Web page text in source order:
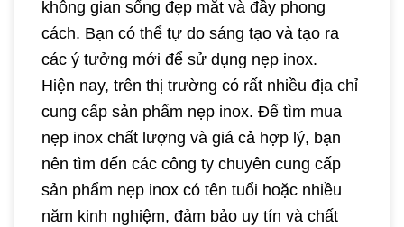
không gian sống đẹp mắt và đầy phong
cách. Bạn có thể tự do sáng tạo và tạo ra
các ý tưởng mới để sử dụng nẹp inox.
Hiện nay, trên thị trường có rất nhiều địa chỉ
cung cấp sản phẩm nẹp inox. Để tìm mua
nẹp inox chất lượng và giá cả hợp lý, bạn
nên tìm đến các công ty chuyên cung cấp
sản phẩm nẹp inox có tên tuổi hoặc nhiều
năm kinh nghiệm, đảm bảo uy tín và chất